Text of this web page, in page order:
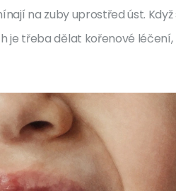
na zuby uprostřed úst.
je třeba dělat kořenové